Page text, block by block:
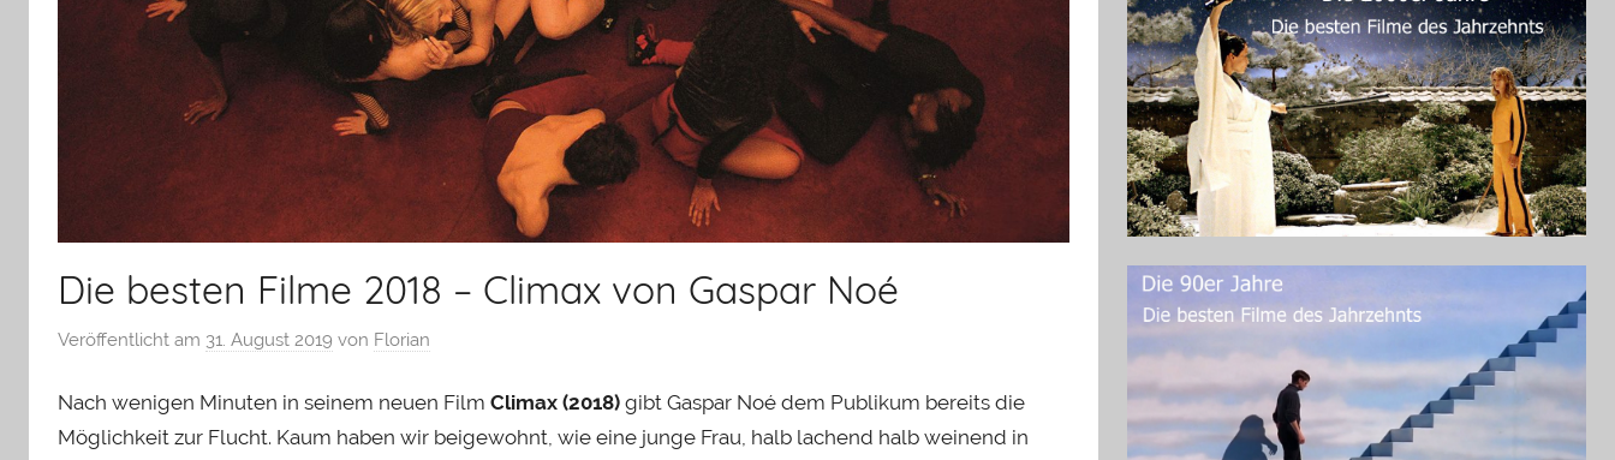
Die besten Filme 2018 – Climax von Gaspar Noé
Veröffentlicht am 31. August 2019 von Florian
Nach wenigen Minuten in seinem neuen Film Climax (2018) gibt Gaspar Noé dem Publikum bereits die
Möglichkeit zur Flucht. Kaum haben wir beigewohnt, wie eine junge Frau, halb lachend halb weinend in